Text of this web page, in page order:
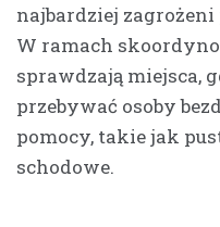
najbardziej
W ramach
sprawdzają miejsca,
przebywać osoby
pomocy, takie jak
schodowe.